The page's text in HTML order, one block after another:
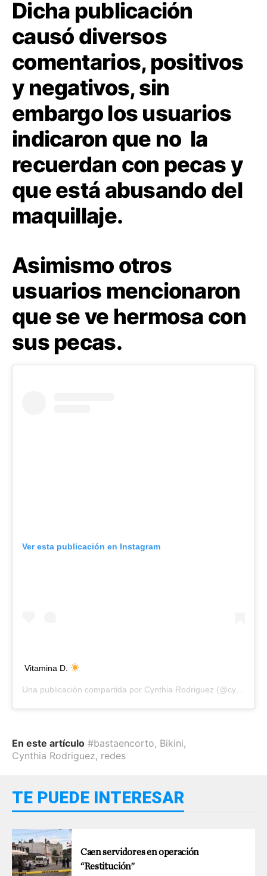
Dicha publicación
causó diversos
comentarios, positivos
y negativos, sin
embargo los usuarios
indicaron que no la
recuerdan con pecas y
que está abusando del
maquillaje.
Asimismo otros
usuarios mencionaron
que se ve hermosa con
sus pecas.
Ver esta publicación en Instagram
Vitamina D.
Una publicación compartida por Cynthia Rodriguez (@cynoficial) el
En este artículo #bastaencorto, Bikini,
Cynthia Rodriguez, redes
TE PUEDE INTERESAR
Caen servidores en operación
“Restitución”